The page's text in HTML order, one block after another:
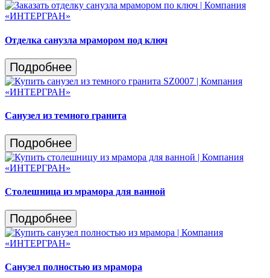
Отделка санузла мрамором под ключ
Подробнее
Санузел из темного гранита
Подробнее
Столешница из мрамора для ванной
Подробнее
Санузел полностью из мрамора